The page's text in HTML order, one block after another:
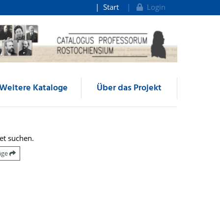
Start Login
Kataloge Über das Projekt
suchen.